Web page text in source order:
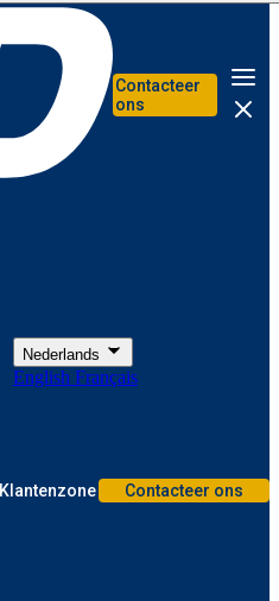
Contacteer
ons
Nederlands
English Français
Klantenzone Contacteer ons